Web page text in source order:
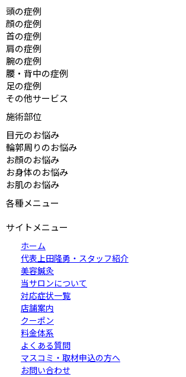
頭の症例
頭痛
耳鳴り
偏頭痛
難聴・突発性難聴
不眠症
貧血（鉄欠乏性貧血）
めまい
緊張型頭痛
群発頭痛
シェーグレン症候群
顔の症例
メニエール
眼瞼痙攣
顎関節症
顔面けいれん
顔面神経麻痺
首の症例
むち打ち
寝違え
首の痛み
ジストニア
肩の症例
肩こり
腕の症例
手足のしびれ
リウマチ
膠原病
腰・背中の症例
腰痛
ヘルニア治療
ぎっくり腰
産後の骨盤調整
便秘治療
坐骨神経痛
脊柱管狭窄症
ヘルニア
足の症例
手足のしびれ
リウマチ
その他サービス
花粉症
起立性調節障害
自律神経の乱れ
生理不順（月経不順）
月経困難症
PMS（月経前緊張症）
自律神経失調症
味覚障害
嗅覚障害
帯状疱疹
帯状疱疹神経痛
不妊症
施術部位
目元のお悩み
目の下のたるみ
目の下のクマ
目元のたるみ(眼瞼下垂)
目尻のシワ
眉間のシワ
輪郭周りのお悩み
二重あご
小顔マッサージ
小顔矯正
たるみ、リフトアップ
顔の歪み
お顔のお悩み
おでこのシワ
シンメトリー
シワ
マリオネットライン
ほうれい線
上唇のしわ
お身体のお悩み
骨盤ダイエットセラピー
産後の骨盤調整
お肌のお悩み
ニキビ跡
ニキビ
肌荒れ
各種メニュー
サイトメニュー
ホーム
代表上田隆勇・スタッフ紹介
美容鍼灸
当サロンについて
対応症状一覧
店舗案内
クーポン
料金体系
よくある質問
マスコミ・取材申込の方へ
お問い合わせ